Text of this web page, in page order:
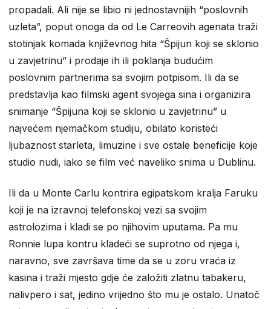
propadali. Ali nije se libio ni jednostavnijih “poslovnih
uzleta”, poput onoga da od Le Carreovih agenata traži
stotinjak komada književnog hita “Špijun koji se sklonio
u zavjetrinu” i prodaje ih ili poklanja budućim
poslovnim partnerima sa svojim potpisom. Ili da se
predstavlja kao filmski agent svojega sina i organizira
snimanje “Špijuna koji se sklonio u zavjetrinu” u
najvećem njemačkom studiju, obilato koristeći
ljubaznost starleta, limuzine i sve ostale beneficije koje
studio nudi, iako se film već naveliko snima u Dublinu.
Ili da u Monte Carlu kontrira egipatskom kralja Faruku
koji je na izravnoj telefonskoj vezi sa svojim
astrolozima i kladi se po njihovim uputama. Pa mu
Ronnie lupa kontru kladeći se suprotno od njega i,
naravno, sve završava time da se u zoru vraća iz
kasina i traži mjesto gdje će založiti zlatnu tabakeru,
nalivpero i sat, jedino vrijedno što mu je ostalo. Unatoč